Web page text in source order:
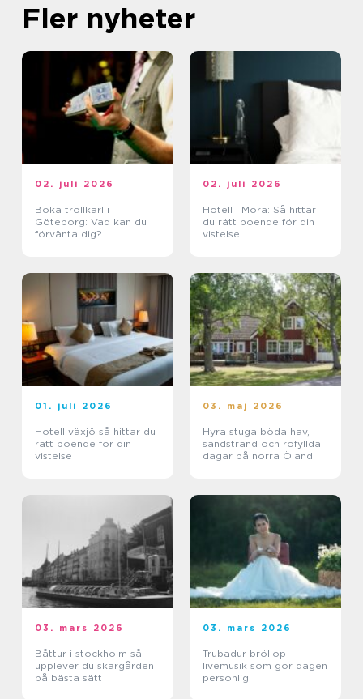
Fler nyheter
02. juli 2026
Boka trollkarl i
Göteborg: Vad kan du
förvänta dig?
02. juli 2026
Hotell i Mora: Så hittar
du rätt boende för din
vistelse
01. juli 2026
Hotell växjö så hittar du
rätt boende för din
vistelse
03. maj 2026
Hyra stuga böda hav,
sandstrand och rofyllda
dagar på norra Öland
03. mars 2026
Båttur i stockholm så
upplever du skärgården
på bästa sätt
03. mars 2026
Trubadur bröllop
livemusik som gör dagen
personlig